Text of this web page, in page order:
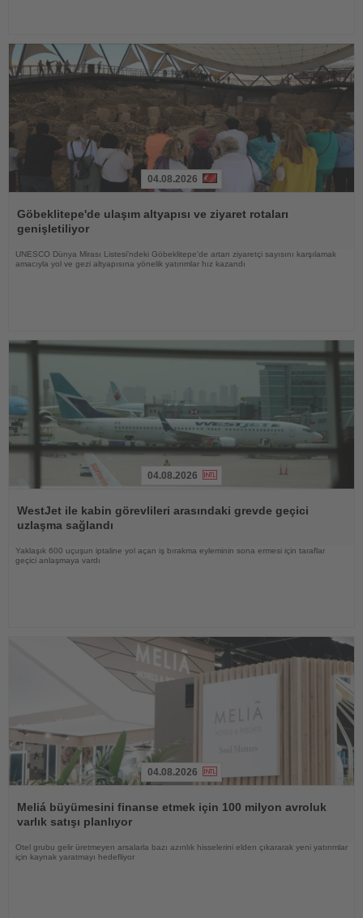
Oku
04.08.2026
Göbeklitepe'de ulaşım altyapısı ve ziyaret rotaları
genişletiliyor
UNESCO Dünya Mirası Listesi'ndeki Göbeklitepe'de artan ziyaretçi sayısını karşılamak
amacıyla yol ve gezi altyapısına yönelik yatırımlar hız kazandı
Oku
04.08.2026
WestJet ile kabin görevlileri arasındaki grevde geçici
uzlaşma sağlandı
Yaklaşık 600 uçuşun iptaline yol açan iş bırakma eyleminin sona ermesi için taraflar
geçici anlaşmaya vardı
Oku
04.08.2026
Meliá büyümesini finanse etmek için 100 milyon avroluk
varlık satışı planlıyor
Otel grubu gelir üretmeyen arsalarla bazı azınlık hisselerini elden çıkararak yeni yatırımlar
için kaynak yaratmayı hedefliyor